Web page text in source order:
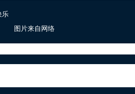
图片来自网络